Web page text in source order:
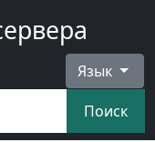
Язык
Поиск